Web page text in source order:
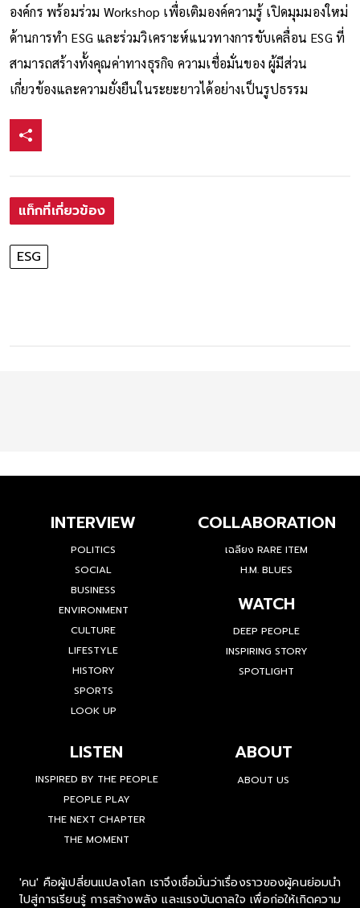
องค์กร พร้อมร่วม Workshop เพื่อเติมองค์ความรู้ เปิดมุมมองใหม่
ด้านการทำ ESG และร่วมวิเคราะห์แนวทางการขับเคลื่อน ESG ที่
สามารถสร้างทั้งคุณค่าทางธุรกิจ ความเชื่อมั่นของ ผู้มีส่วน
เกี่ยวข้องและความยั่งยืนในระยะยาวได้อย่างเป็นรูปธรรม
แท็กที่เกี่ยวข้อง
ESG
INTERVIEW
POLITICS
SOCIAL
BUSINESS
ENVIRONMENT
CULTURE
LIFESTYLE
HISTORY
SPORTS
LOOK UP
COLLABORATION
เฉลียง RARE ITEM
H.M. BLUES
WATCH
DEEP PEOPLE
INSPIRING STORY
SPOTLIGHT
LISTEN
INSPIRED BY THE PEOPLE
PEOPLE PLAY
THE NEXT CHAPTER
THE MOMENT
ABOUT
ABOUT US
'คน' คือผู้เปลี่ยนแปลงโลก เราจึงเชื่อมั่นว่าเรื่องราวของผู้คนย่อมนำ
ไปสู่การเรียนรู้ การสร้างพลัง และแรงบันดาลใจ เพื่อก่อให้เกิดความ